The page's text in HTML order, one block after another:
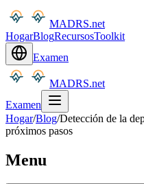
MADRS.net
HogarBlogRecursosToolkit
Examen
MADRS.net
Examen
Hogar/Blog/Detección de la
próximos pasos
Menu